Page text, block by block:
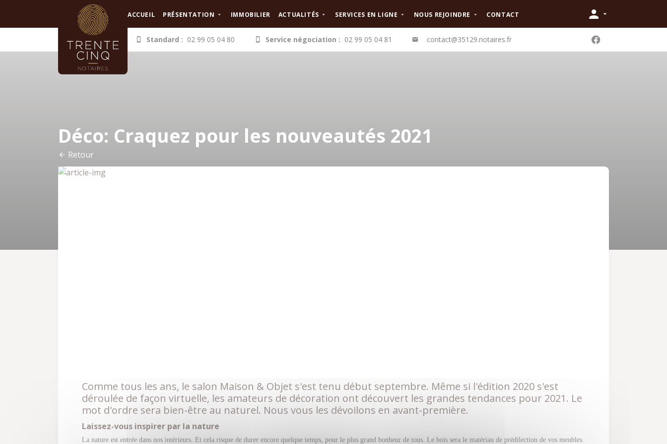
ACCUEIL PRÉSENTATION IMMOBILIER ACTUALITÉS SERVICES EN LIGNE NOUS REJOINDRE CONTACT
Standard : 02 99 05 04 80 Service négociation : 02 99 05 04 81 contact@35129.notaires.fr
Déco: Craquez pour les nouveautés 2021
Retour
Comme tous les ans, le salon Maison & Objet s'est tenu début septembre. Même si l'édition 2020 s'est
déroulée de façon virtuelle, les amateurs de décoration ont découvert les grandes tendances pour 2021. Le
mot d'ordre sera bien-être au naturel. Nous vous les dévoilons en avant-première.
Laissez-vous inspirer par la nature
La nature est entrée dans nos intérieurs. Et cela risque de durer encore quelque temps, pour le plus grand bonheur de tous. Le bois sera le matériau de prédilection de vos meubles.
Panneau de gestion des cookies